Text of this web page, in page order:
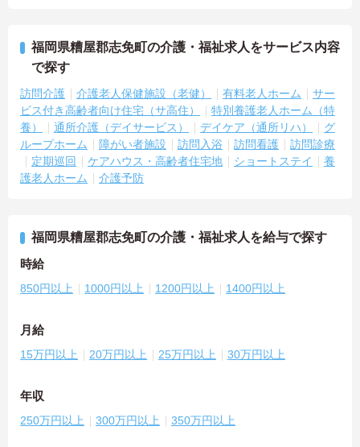
福岡県糟屋郡志免町の介護・福祉求人をサービス内容
で探す
訪問介護 介護老人保健施設（老健） 有料老人ホーム
サー
ビス付き高齢者向け住宅（サ高住）
特別養護老人ホーム（特
養）
通所介護（デイサービス） デイケア（通所リハ）
グ
ループホーム
障がい者施設 訪問入浴 訪問看護
訪問診療
定期巡回
ケアハウス・高齢者住宅地 ショートステイ
養
護老人ホーム
介護予防
福岡県糟屋郡志免町の介護・福祉求人を給与で探す
時給
850円以上 1000円以上 1200円以上 1400円以上
月給
15万円以上 20万円以上 25万円以上 30万円以上
年収
250万円以上 300万円以上 350万円以上